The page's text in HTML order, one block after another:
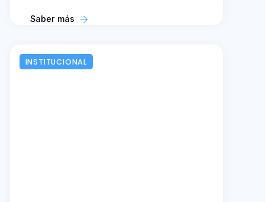
Saber más
INSTITUCIONAL